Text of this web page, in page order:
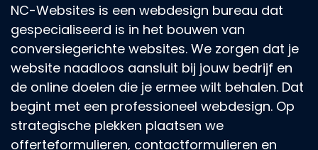
NC-Websites is een webdesign bureau dat
gespecialiseerd is in het bouwen van
conversiegerichte websites. We zorgen dat je
website naadloos aansluit bij jouw bedrijf en
de online doelen die je ermee wilt behalen. Dat
begint met een professioneel webdesign. Op
strategische plekken plaatsen we
offerteformulieren, contactformulieren en